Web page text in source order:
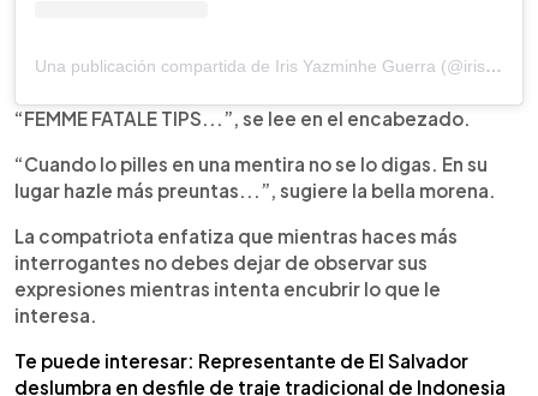
Una publicación compartida de Iris Yazminhe Guerra (@irisguerra_06)
“FEMME FATALE TIPS...”, se lee en el encabezado.
“Cuando lo pilles en una mentira no se lo digas. En su
lugar hazle más preuntas...”, sugiere la bella morena.
La compatriota enfatiza que mientras haces más
interrogantes no debes dejar de observar sus
expresiones mientras intenta encubrir lo que le
interesa.
Te puede interesar: Representante de El Salvador
deslumbra en desfile de traje tradicional de Indonesia